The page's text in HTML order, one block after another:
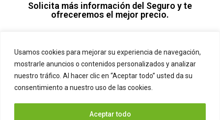
Usamos cookies para mejorar su experiencia de navegación,
mostrarle anuncios o contenidos personalizados y analizar
nuestro tráfico. Al hacer clic en “Aceptar todo” usted da su
consentimiento a nuestro uso de las cookies.
Aceptar todo
Solicita más información del Seguro y te
ofreceremos el mejor precio.